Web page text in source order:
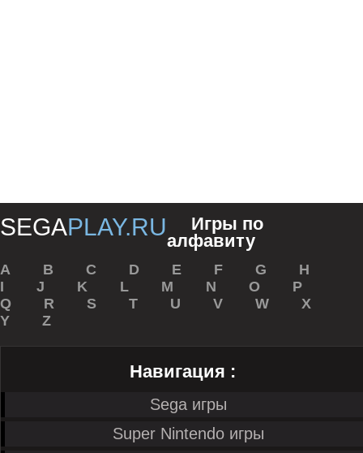
SEGAPLAY.RU
Игры по
алфавиту
A B C D E F G
H
I
J K L M N O
P
Q
R S T U V W
X
Y
Z
Навигация :
Sega игры
Super Nintendo игры